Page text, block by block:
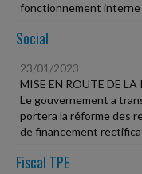
fonctionnement interne
Social
23/01/2023
MISE EN ROUTE DE LA
Le gouvernement a
portera la réforme des
de financement
Fiscal TPE